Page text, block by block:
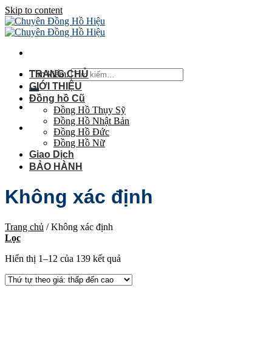
Skip to content
Tìm kiếm:
TRANG CHỦ
GIỚI THIỆU
Đồng hồ Cũ
Đồng Hồ Thụy Sỹ
Đồng Hồ Nhật Bản
Đồng Hồ Đức
Đồng Hồ Nữ
Giao Dịch
BẢO HÀNH
Không xác định
Trang chủ /Không xác định
Lọc
Hiển thị 1–12 của 139 kết quả